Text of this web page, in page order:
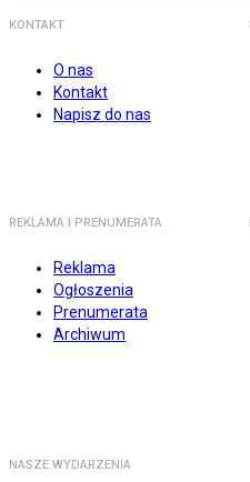
KONTAKT
O nas
Kontakt
Napisz do nas
REKLAMA I PRENUMERATA
Reklama
Ogłoszenia
Prenumerata
Archiwum
NASZE WYDARZENIA